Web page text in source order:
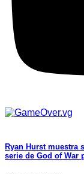
Ryan Hurst muestra
serie de God of War